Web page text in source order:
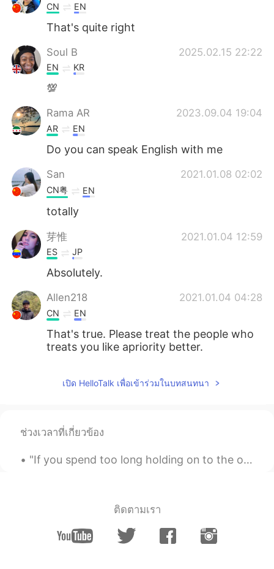
Deutsch 日本語
한국어
Indonesia
Türkçe
Português
CN EN
That's quite right
Soul B 2025.02.15 22:22
EN KR
💯
Rama AR 2023.09.04 19:04
AR EN
Do you can speak English with me
San 2021.01.08 02:02
CN粤 EN
totally
芽惟 2021.01.04 12:59
ES JP
Absolutely.
Allen218 2021.01.04 04:28
CN EN
That's true. Please treat the people who
treats you like apriority better.
เปิด HelloTalk เพื่อเข้าร่วมในบทสนทนา
ช่วงเวลาที่เกี่ยวข้อง
"If you spend too long holding on to the one who treats you like an OPTION, you'll miss finding t...
ติดตามเรา